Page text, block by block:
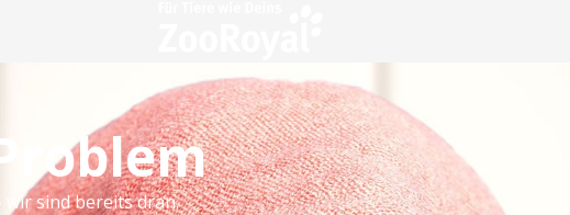
wir sind bereits dran.